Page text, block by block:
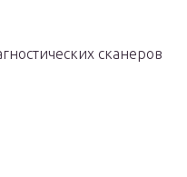
сканеров